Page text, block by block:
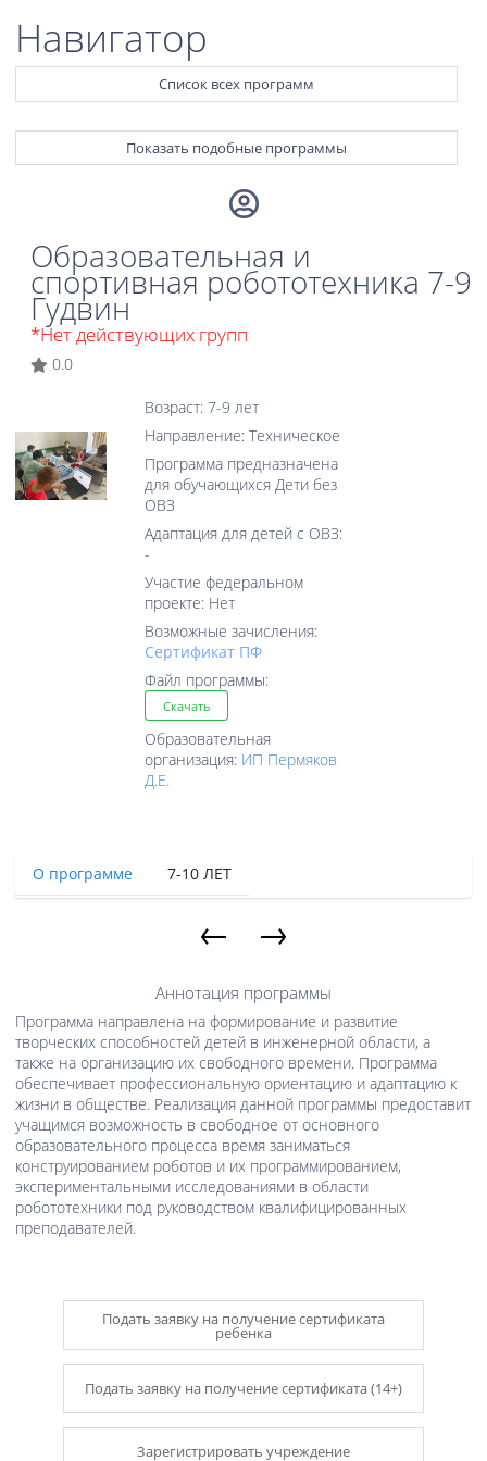
Навигатор
Список всех программ
Показать подобные программы
Образовательная и
спортивная робототехника 7-9
Гудвин
*Нет действующих групп
0.0
Возраст: 7-9 лет
Направление: Техническое
Программа предназначена
для обучающихся Дети без
ОВЗ
Адаптация для детей с ОВЗ:
-
Участие федеральном
проекте: Нет
Возможные зачисления:
Cертификат ПФ
Файл программы:
Скачать
Образовательная
организация: ИП Пермяков
Д.Е.
О программе 7-10 ЛЕТ
← →
Аннотация программы
Программа направлена на формирование и развитие
творческих способностей детей в инженерной области, а
также на организацию их свободного времени. Программа
обеспечивает профессиональную ориентацию и адаптацию к
жизни в обществе. Реализация данной программы предоставит
учащимся возможность в свободное от основного
образовательного процесса время заниматься
конструированием роботов и их программированием,
экспериментальными исследованиями в области
робототехники под руководством квалифицированных
преподавателей.
Подать заявку на получение сертификата
ребенка
Подать заявку на получение сертификата (14+)
Зарегистрировать учреждение